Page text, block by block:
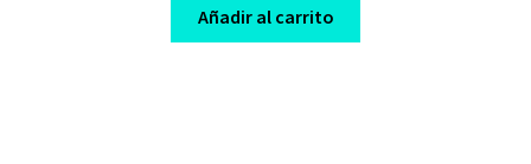
was:
$ 200,00.
is:
$ 10,00.
Añadir al carrito